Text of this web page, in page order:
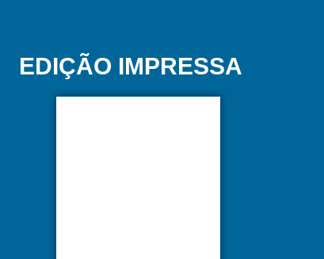
EDIÇÃO IMPRESSA